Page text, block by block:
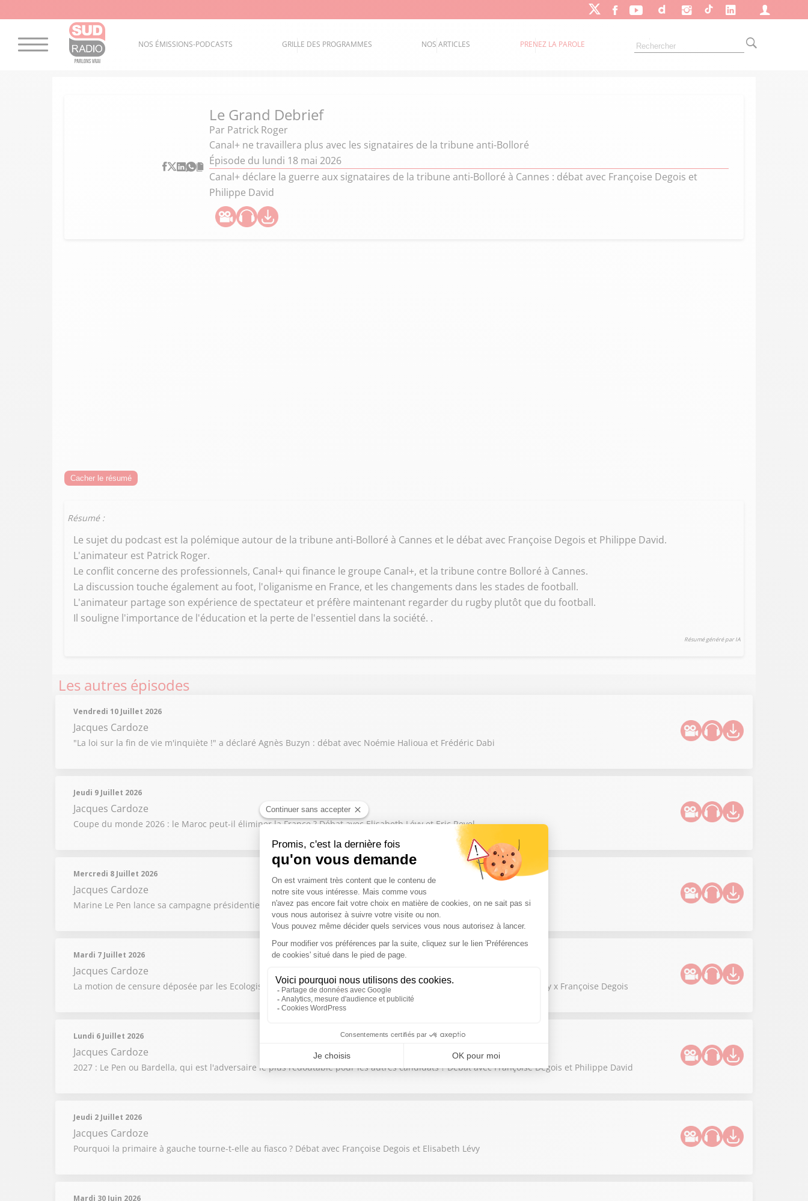
NOS ÉMISSIONS-PODCASTS GRILLE DES PROGRAMMES NOS ARTICLES PRENEZ LA PAROLE
Le Grand Debrief
Par Patrick Roger
Canal+ ne travaillera plus avec les signataires de la tribune anti-Bolloré
Épisode du lundi 18 mai 2026
Canal+ déclare la guerre aux signataires de la tribune anti-Bolloré à Cannes : débat avec Françoise Degois et
Philippe David
Cacher le résumé
Résumé :
Le sujet du podcast est la polémique autour de la tribune anti-Bolloré à Cannes et le débat avec Françoise Degois et Philippe David.
L'animateur est Patrick Roger.
Le conflit concerne des professionnels, Canal+ qui finance le groupe Canal+, et la tribune contre Bolloré à Cannes.
La discussion touche également au foot, l'oliganisme en France, et les changements dans les stades de football.
L'animateur partage son expérience de spectateur et préfère maintenant regarder du rugby plutôt que du football.
Il souligne l'importance de l'éducation et la perte de l'essentiel dans la société. .
Résumé généré par IA
Les autres épisodes
Vendredi 10 Juillet 2026
Jacques Cardoze
"La loi sur la fin de vie m'inquiète !" a déclaré Agnès Buzyn : débat avec Noémie Halioua et Frédéric Dabi
Jeudi 9 Juillet 2026
Jacques Cardoze
Coupe du monde 2026 : le Maroc peut-il éliminer la France ? Débat avec Elisabeth Lévy et Eric Revel
Mercredi 8 Juillet 2026
Jacques Cardoze
Marine Le Pen lance sa campagne présidentielle : débat avec Elisabeth Lévy et Eric Revel
Mardi 7 Juillet 2026
Jacques Cardoze
La motion de censure déposée par les Ecologistes a échoué, faute d'une majorité des socialistes : débat Elisabeth Lévy x Françoise Degois
Lundi 6 Juillet 2026
Jacques Cardoze
2027 : Le Pen ou Bardella, qui est l'adversaire le plus redoutable pour les autres candidats ? Débat avec Françoise Degois et Philippe David
Jeudi 2 Juillet 2026
Jacques Cardoze
Pourquoi la primaire à gauche tourne-t-elle au fiasco ? Débat avec Françoise Degois et Elisabeth Lévy
Mardi 30 Juin 2026